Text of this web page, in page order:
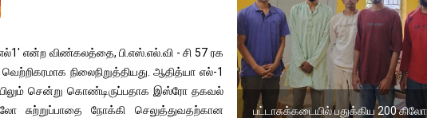
என்ற விண்கலத்தை, பி.எஸ்.எல்.வி - சி 57 ரக
நிலைநிறுத்தியது. ஆதித்யா எல்-1
சென்று கொண்டிருப்பதாக இஸ்ரோ தகவல்
சுற்றுப்பாதை நோக்கி செலுத்துவதற்கான
பட்டாசுக்கடையில் பதுக்கிய 200 கிலோ